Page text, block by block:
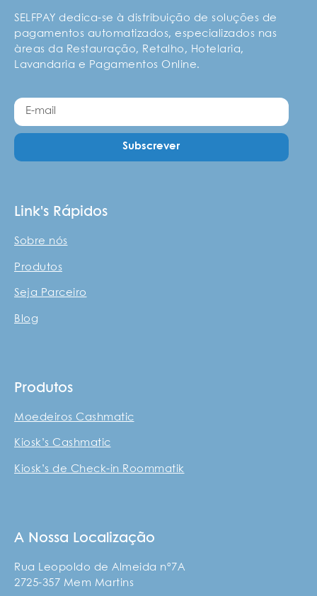
SELFPAY dedica-se à distribuição de soluções de
pagamentos automatizados, especializados nas
àreas da Restauração, Retalho, Hotelaria,
Lavandaria e Pagamentos Online.
Subscrever
Link's Rápidos
Sobre nós
Produtos
Seja Parceiro
Blog
Produtos
Moedeiros Cashmatic
Kiosk’s Cashmatic
Kiosk’s de Check-in Roommatik
A Nossa Localização
Rua Leopoldo de Almeida nº7A
2725-357 Mem Martins